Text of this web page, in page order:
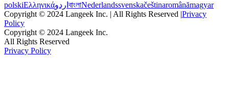
polskiΕλληνικάاردو বাংলাNederlandssvenskačeštinaromânămagyar
Copyright © 2024 Langeek Inc. | All Rights Reserved |Privacy
Policy
Copyright © 2024 Langeek Inc.
All Rights Reserved
Privacy Policy